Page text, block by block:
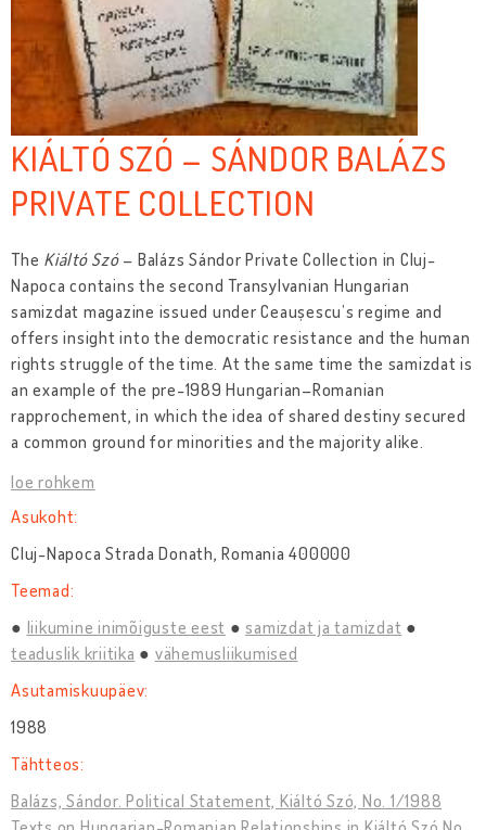
KIÁLTÓ SZÓ – SÁNDOR BALÁZS
PRIVATE COLLECTION
The Kiáltó Szó– Balázs Sándor Private Collection in Cluj-
Napoca contains the second Transylvanian Hungarian
samizdat magazine issued under Ceaușescu’s regime and
offers insight into the democratic resistance and the human
rights struggle of the time. At the same time the samizdat is
an example of the pre-1989 Hungarian–Romanian
rapprochement, in which the idea of shared destiny secured
a common ground for minorities and the majority alike.
loe rohkem
Asukoht:
Cluj-Napoca Strada Donath, Romania 400000
Teemad:
liikumine inimõiguste eest
samizdat ja tamizdat
teaduslik kriitika
vähemusliikumised
Asutamiskuupäev:
1988
Tähtteos:
Balázs, Sándor. Political Statement, Kiáltó Szó, No. 1/1988